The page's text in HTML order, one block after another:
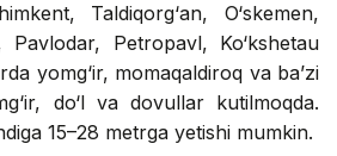
Taldiqorg‘an, O‘skemen,
Pavlodar, Petropavl, Ko‘kshetau
yomg‘ir, momaqaldiroq va ba’zi
do‘l va dovullar kutilmoqda.
15–28 metrga yetishi mumkin.